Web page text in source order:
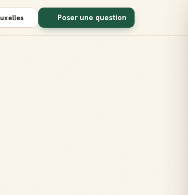
Poser une question